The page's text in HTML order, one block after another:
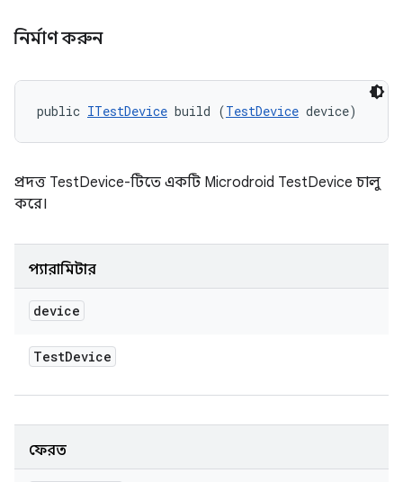
নির্মাণ করুন
public ITestDevice build (TestDevice device)
প্রদত্ত TestDevice-টিতে একটি Microdroid TestDevice চালু
করে।
প্যারামিটার
device
TestDevice
ফেরত